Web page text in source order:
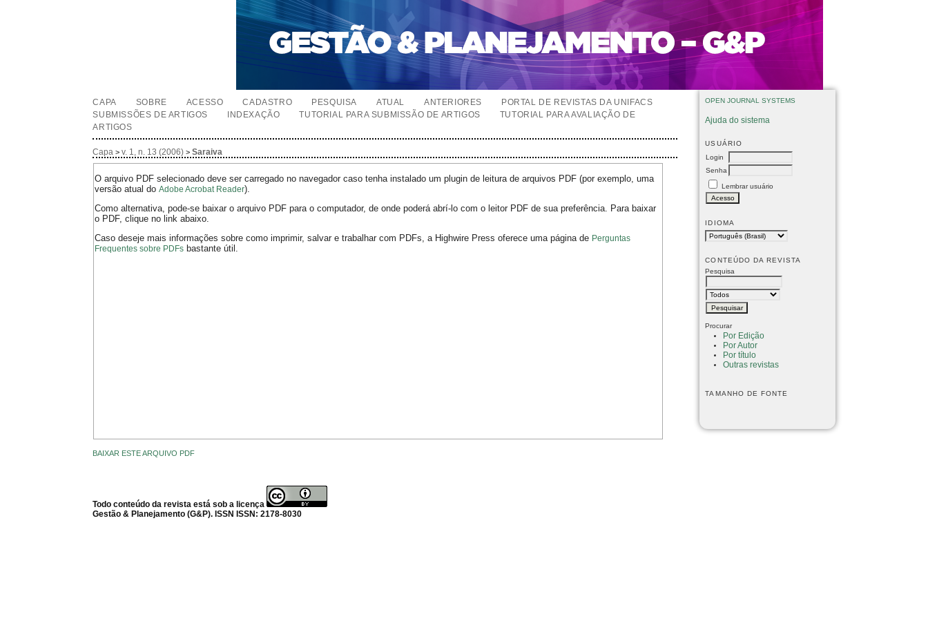
OPEN JOURNAL SYSTEMS
Ajuda do sistema
USUÁRIO
Login
Senha
Lembrar usuário
IDIOMA
CONTEÚDO DA REVISTA
Pesquisa
Procurar
Por Edição
Por Autor
Por título
Outras revistas
TAMANHO DE FONTE
CAPA SOBRE ACESSO CADASTRO PESQUISA ATUAL ANTERIORES
PORTAL DE REVISTAS DA UNIFACS
SUBMISSÕES DE ARTIGOS
INDEXAÇÃO TUTORIAL PARA SUBMISSÃO DE ARTIGOS
TUTORIAL PARA AVALIAÇÃO DE
ARTIGOS
Capa >v. 1, n. 13 (2006) >Saraiva
O arquivo PDF selecionado deve ser carregado no navegador caso tenha instalado um plugin de leitura de arquivos PDF (por exemplo, uma
versão atual doAdobe Acrobat Reader).
Como alternativa, pode-se baixar o arquivo PDF para o computador, de onde poderá abrí-lo com o leitor PDF de sua preferência. Para baixar
o PDF, clique no link abaixo.
Caso deseje mais informações sobre como imprimir, salvar e trabalhar com PDFs, a Highwire Press oferece uma página de Perguntas
Frequentes sobre PDFs bastante útil.
BAIXAR ESTE ARQUIVO PDF
Todo conteúdo da revista está sob a licença
Gestão & Planejamento (G&P). ISSN ISSN: 2178-8030